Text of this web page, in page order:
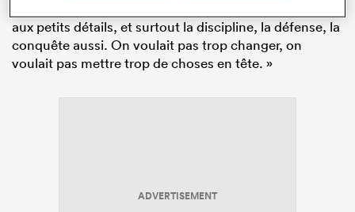
aux petits détails, et surtout la discipline, la défense, la
conquête aussi. On voulait pas trop changer, on
voulait pas mettre trop de choses en tête. »
ADVERTISEMENT